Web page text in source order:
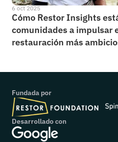
6 oct 2025
Cómo Restor Insights
comunidades a impulsar
restauración más
Fundada por
Desarrollado con